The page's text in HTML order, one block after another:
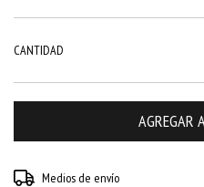
CANTIDAD
Entregas para el CP:
Medios de envío